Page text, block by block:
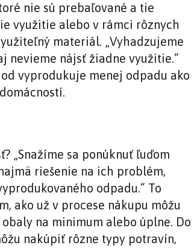
nie sú prebaľované a tie
využitie alebo v rámci rôznych
materiál. „Vyhadzujeme
nevieme nájsť žiadne využitie.“
vyprodukuje menej odpadu ako
„Snažíme sa ponúknuť ľuďom
riešenie na ich problém,
odpadu.“ To
ako už v procese nákupu môžu
na minimum alebo úplne. Do
nakúpiť rôzne typy potravín,